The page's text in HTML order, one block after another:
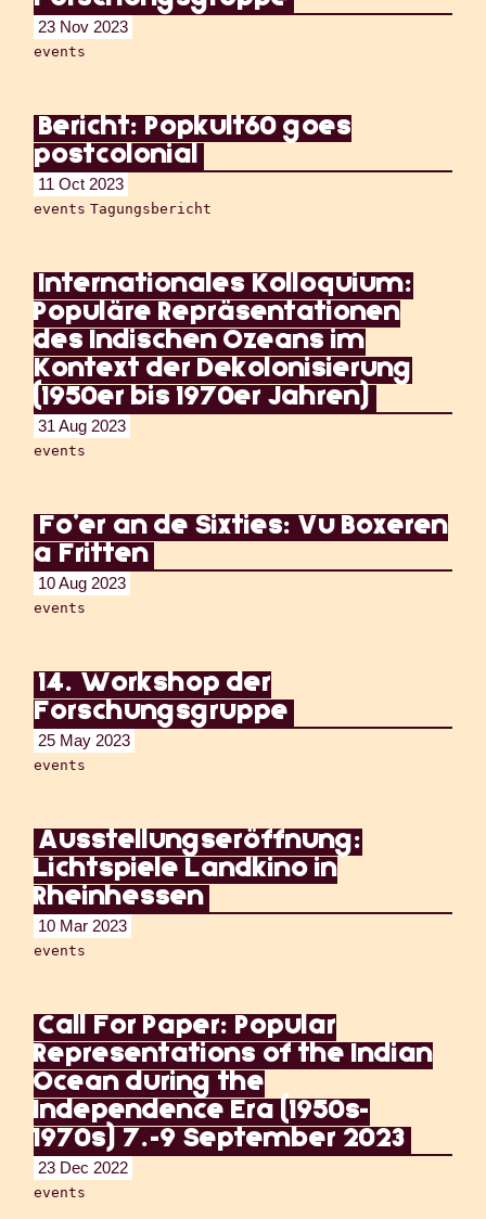
23 Nov 2023
events
Bericht: Popkult60 goes
postcolonial
11 Oct 2023
events Tagungsbericht
Internationales Kolloquium:
Populäre Repräsentationen
des Indischen Ozeans im
Kontext der Dekolonisierung
(1950er bis 1970er Jahren)
31 Aug 2023
events
Fo'er an de Sixties: Vu Boxeren
a Fritten
10 Aug 2023
events
14. Workshop der
Forschungsgruppe
25 May 2023
events
Ausstellungseröffnung:
Lichtspiele Landkino in
Rheinhessen
10 Mar 2023
events
Call For Paper: Popular
Representations of the Indian
Ocean during the
Independence Era (1950s-
1970s) 7.-9 September 2023
23 Dec 2022
events